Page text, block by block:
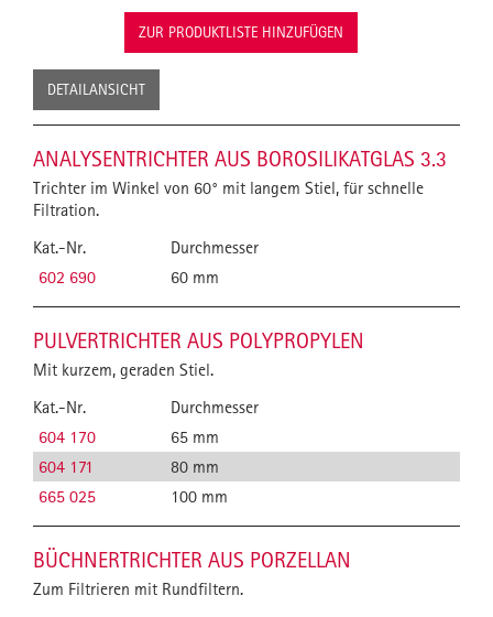
ZUR PRODUKTLISTE HINZUFÜGEN
DETAILANSICHT
ANALYSENTRICHTER AUS BOROSILIKATGLAS 3.3
Trichter im Winkel von 60° mit langem Stiel, für schnelle
Filtration.
Kat.-Nr.
Durchmesser
602 690
60 mm
PULVERTRICHTER AUS POLYPROPYLEN
Mit kurzem, geraden Stiel.
Kat.-Nr.
Durchmesser
604 170
65 mm
604 171
80 mm
665 025
100 mm
BÜCHNERTRICHTER AUS PORZELLAN
Zum Filtrieren mit Rundfiltern.